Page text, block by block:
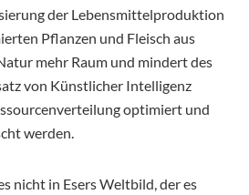
der Lebensmittelproduktion
Pflanzen und Fleisch aus
mehr Raum und mindert des
von Künstlicher Intelligenz
optimiert und
werden.
nicht in Esers Weltbild, der es